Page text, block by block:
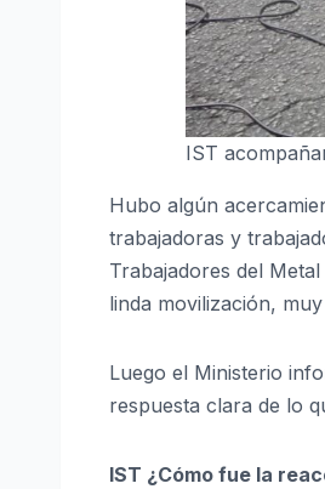
IST
Hubo algún
trabajadoras y
Trabajadores del
linda movilización,
Luego el Ministerio
respuesta clara de lo
IST ¿Cómo fue la